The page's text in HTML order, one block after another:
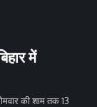
में
की शाम तक 13